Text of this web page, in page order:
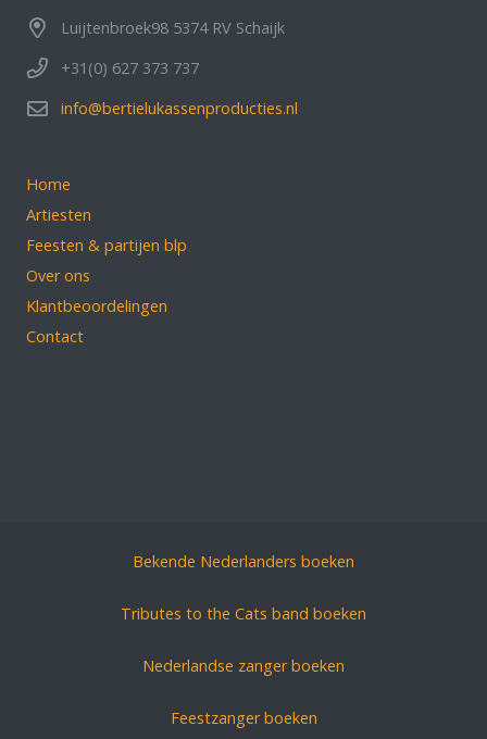
Luijtenbroek98 5374 RV Schaijk
+31(0) 627 373 737
info@bertielukassenproducties.nl
Home
Artiesten
Feesten & partijen blp
Over ons
Klantbeoordelingen
Contact
Bekende Nederlanders boeken
Tributes to the Cats band boeken
Nederlandse zanger boeken
Feestzanger boeken